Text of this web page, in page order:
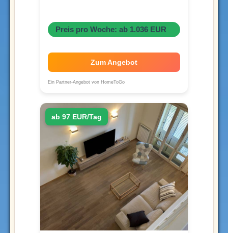
Preis pro Woche: ab 1.036 EUR
Zum Angebot
Ein Partner-Angebot von HomeToGo
ab 97 EUR/Tag